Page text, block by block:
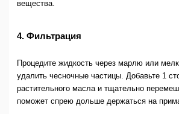
вещества.
4. Фильтрация
Процедите жидкость через марлю или
удалить чесночные частицы. Добавьте 1
растительного масла и тщательно
поможет спрею дольше держаться на